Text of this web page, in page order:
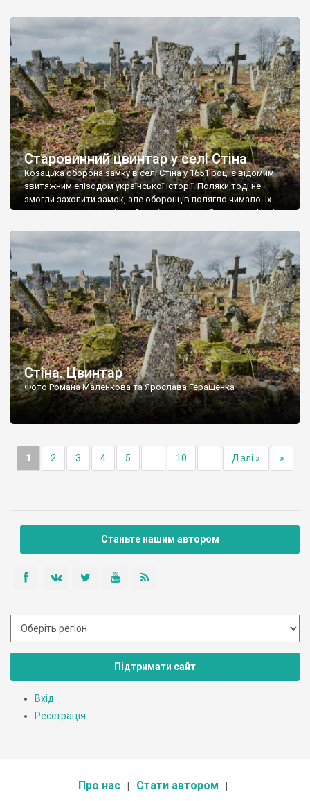
Старовинний цвинтар у селі Стіна
Козацька оборона замку в селі Стіна у 1651 році є відомим
звитяжним епізодом української історії. Поляки тоді не
змогли захопити замок, але оборонців полягло чимало. Їх
поховали на цвинтарі, який тоді називався Замковим. Нині на
ньому чимало хрестів 19 століття, є такі, де епітафії стер […]
Стіна. Цвинтар
Фото Романа Маленкова та Ярослава Геращенка
1 2 3 4 5 10 Далі » »
Станьте нашим автором
Підтримати сайт
Вхід
Реєстрація
Про нас Стати автором